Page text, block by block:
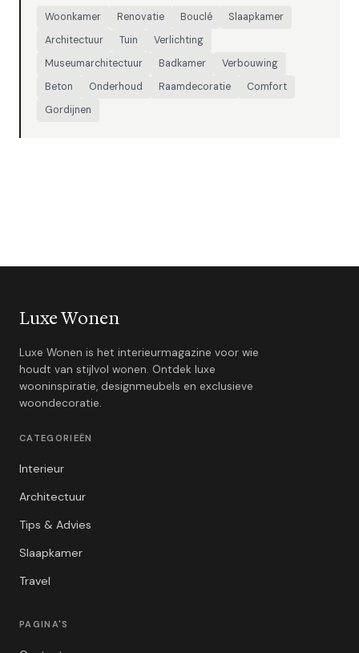
Woonkamer Renovatie Bouclé
Slaapkamer
Architectuur
Tuin
Verlichting
Museumarchitectuur
Badkamer
Verbouwing
Beton
Onderhoud Raamdecoratie
Comfort
Gordijnen
Luxe Wonen
Luxe Wonen is het interieurmagazine voor wie
houdt van stijlvol wonen. Ontdek luxe
wooninspiratie, designmeubels en exclusieve
woondecoratie.
CATEGORIEËN
Interieur
Architectuur
Tips & Advies
Slaapkamer
Travel
PAGINA'S